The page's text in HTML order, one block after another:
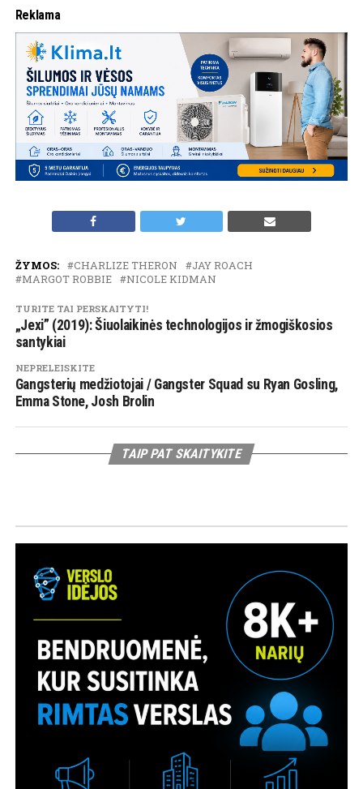
Reklama
ŽYMOS: CHARLIZE THERON
JAY ROACH
MARGOT ROBBIE
NICOLE KIDMAN
TURITE TAI PERSKAITYTI!
„Jexi” (2019): Šiuolaikinės technologijos ir žmogiškosios
santykiai
NEPRELEISKITE
Gangsterių medžiotojai / Gangster Squad su Ryan Gosling,
Emma Stone, Josh Brolin
TAIP PAT SKAITYKITE